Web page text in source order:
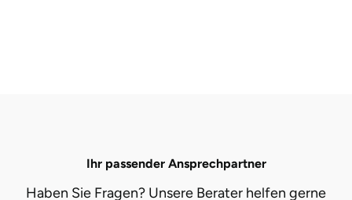
Ihr passender Ansprechpartner
Haben Sie Fragen? Unsere Berater helfen gerne
Ostholstein